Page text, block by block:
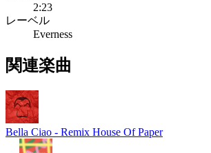
2:23
レーベル
Everness
関連楽曲
Bella Ciao - Remix House Of Paper